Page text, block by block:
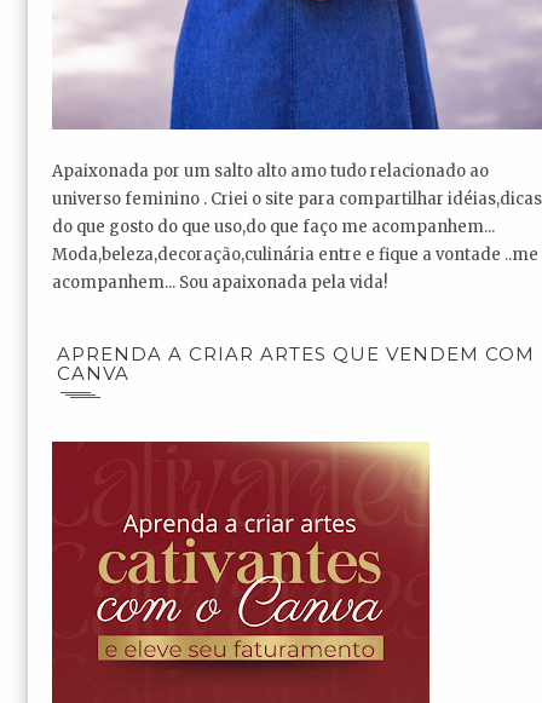
Apaixonada por um salto alto amo tudo relacionado ao
universo feminino . Criei o site para compartilhar idéias,dicas
do que gosto do que uso,do que faço me acompanhem...
Moda,beleza,decoração,culinária entre e fique a vontade ..me
acompanhem... Sou apaixonada pela vida!
APRENDA A CRIAR ARTES QUE VENDEM COM
CANVA